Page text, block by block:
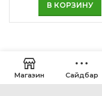
В КОРЗИНУ
Магазин Сайдбар